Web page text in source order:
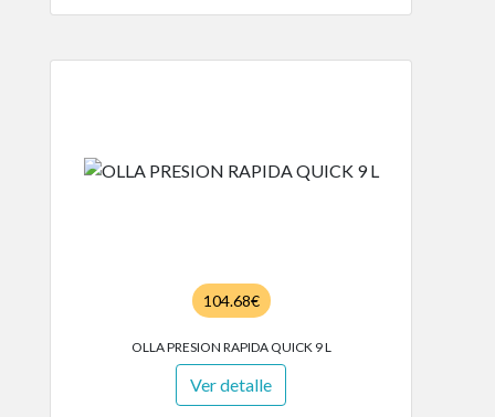
104.68€
OLLA PRESION RAPIDA QUICK 9 L
Ver detalle